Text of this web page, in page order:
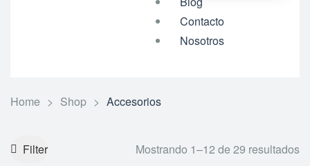
Contacto
Nosotros
Home > Shop > Accesorios
Filter Mostrando 1–12 de 29 resultados